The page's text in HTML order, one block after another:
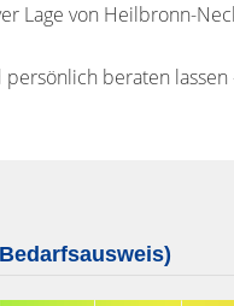
Lage von Heilbronn-
beraten